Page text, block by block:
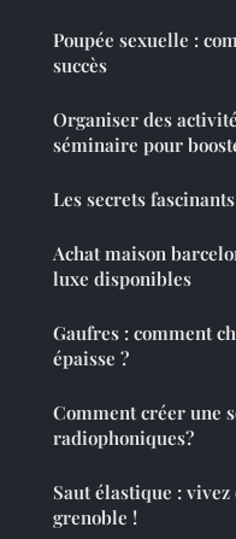
Poupée sexuelle :
succès
Organiser des
séminaire pour
Les secrets
Achat maison
luxe disponibles
Gaufres : comment
épaisse ?
Comment créer une
radiophoniques?
Saut élastique :
grenoble !